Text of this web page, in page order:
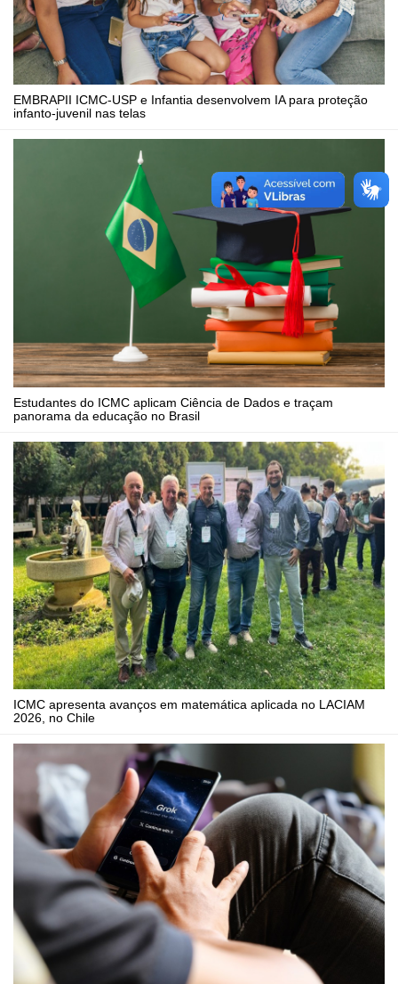
EMBRAPII ICMC-USP e Infantia desenvolvem IA para proteção
infanto-juvenil nas telas
Estudantes do ICMC aplicam Ciência de Dados e traçam
panorama da educação no Brasil
ICMC apresenta avanços em matemática aplicada no LACIAM
2026, no Chile